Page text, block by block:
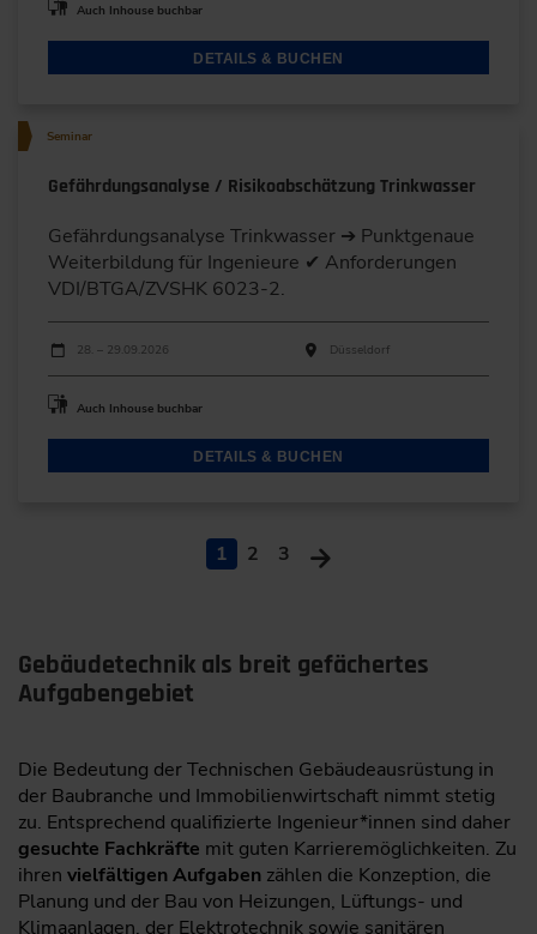
Auch Inhouse buchbar
DETAILS & BUCHEN
Seminar
Gefährdungsanalyse / Risikoabschätzung Trinkwasser
Gefährdungsanalyse Trinkwasser ➔ Punktgenaue
Weiterbildung für Ingenieure ✔ Anforderungen
VDI/BTGA/ZVSHK 6023-2.
Durchführungen
Veranstaltungsdatum
28. – 29.09.2026 Düsseldorf
Auch Inhouse buchbar
DETAILS & BUCHEN
1 2 3
Gebäudetechnik als breit gefächertes
Aufgabengebiet
Die Bedeutung der Technischen Gebäudeausrüstung in
der Baubranche und Immobilienwirtschaft nimmt stetig
zu. Entsprechend qualifizierte Ingenieur*innen sind daher
gesuchte Fachkräfte mit guten Karrieremöglichkeiten. Zu
ihren vielfältigen Aufgaben zählen die Konzeption, die
Planung und der Bau von Heizungen, Lüftungs- und
Klimaanlagen, der Elektrotechnik sowie sanitären